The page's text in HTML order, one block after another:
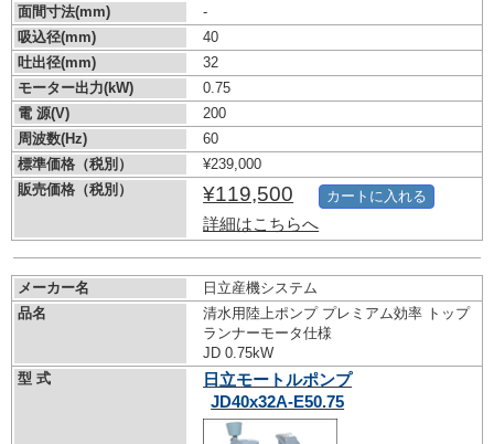
面間寸法(mm)
-
吸込径(mm)
40
吐出径(mm)
32
モーター出力(kW)
0.75
電 源(V)
200
周波数(Hz)
60
標準価格（税別）
¥239,000
販売価格（税別）
¥119,500
詳細はこちらへ
カートに入れる
メーカー名
日立産機システム
品名
清水用陸上ポンプ プレミアム効率 トップ
ランナーモータ仕様
JD 0.75kW
型 式
日立モートルポンプ
JD40x32A-E50.75